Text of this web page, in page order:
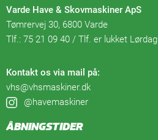
Varde Have & Skovmaskiner ApS
Tømrervej 30, 6800 Varde
Tlf.: 75 21 09 40 / Tlf. er lukket Lørdag
Kontakt os via mail på:
vhs@vhsmaskiner.dk
@havemaskiner
ÅBNINGSTIDER